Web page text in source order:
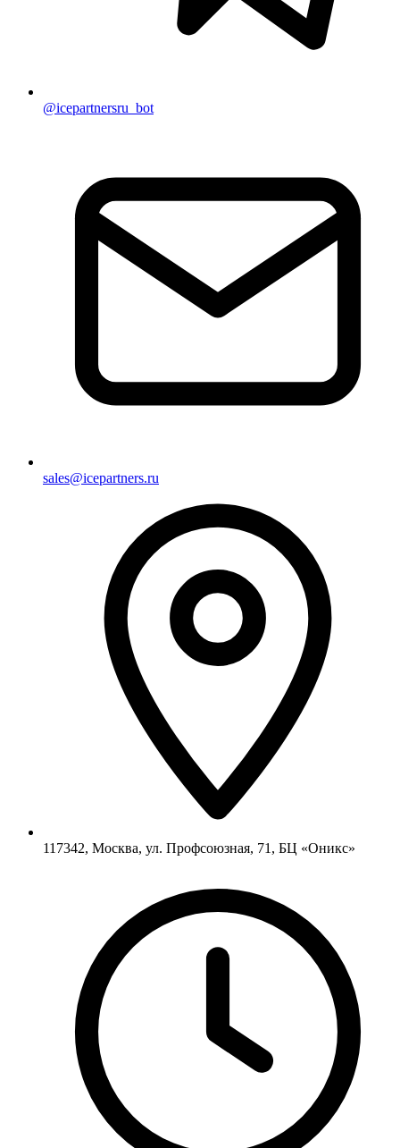
@icepartnersru_bot
sales@icepartners.ru
117342, Москва, ул. Профсоюзная, 71, БЦ «Оникс»